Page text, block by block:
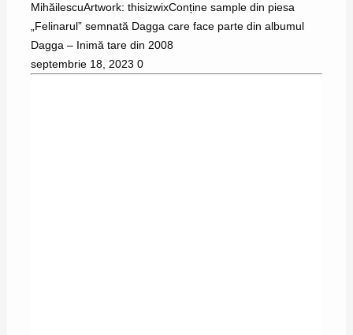
MihăilescuArtwork: thisizwixConține sample din piesa
„Felinarul” semnată Dagga care face parte din albumul
Dagga – Inimă tare din 2008
septembrie 18, 2023 0